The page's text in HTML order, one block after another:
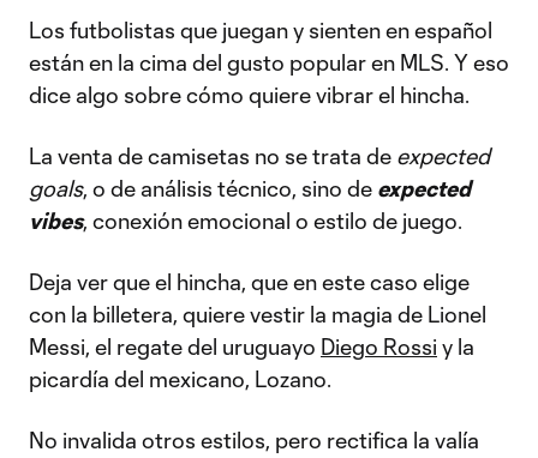
Los futbolistas que juegan y sienten en español
están en la cima del gusto popular en MLS. Y eso
dice algo sobre cómo quiere vibrar el hincha.
La venta de camisetas no se trata de expected
goals, o de análisis técnico, sino de expected
vibes, conexión emocional o estilo de juego.
Deja ver que el hincha, que en este caso elige
con la billetera, quiere vestir la magia de Lionel
Messi, el regate del uruguayo Diego Rossi y la
picardía del mexicano, Lozano.
No invalida otros estilos, pero rectifica la valía